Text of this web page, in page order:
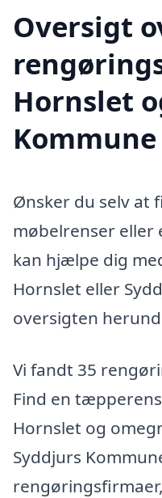
Oversigt
Hornslet
Kommune
Ønsker du selv at
møbelrenser
kan hjælpe dig
Hornslet eller
oversigten
Vi fandt 35
Find en
Hornslet og
Syddjurs